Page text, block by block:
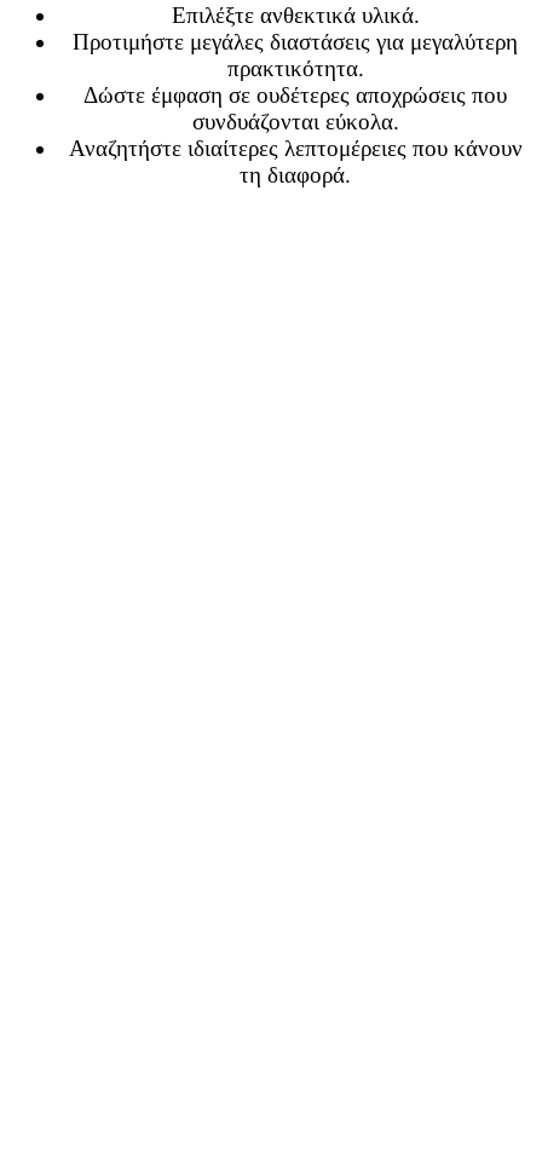
Επιλέξτε ανθεκτικά υλικά.
Προτιμήστε μεγάλες διαστάσεις για μεγαλύτερη
πρακτικότητα.
Δώστε έμφαση σε ουδέτερες αποχρώσεις που
συνδυάζονται εύκολα.
Αναζητήστε ιδιαίτερες λεπτομέρειες που κάνουν
τη διαφορά.